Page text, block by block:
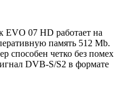
07 HD работает на
память 512 Mb.
способен четко без помех
DVB-S/S2 в формате